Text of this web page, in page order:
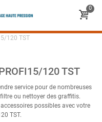
0
120 TST
120 TST
service pour de nombreuses
ou nettoyer des graffitis.
possibles avec votre
TST.